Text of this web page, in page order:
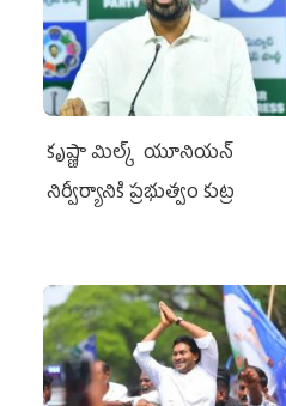
కృష్ణా మిల్క్‌ యూనియన్‌
నిర్వీర్యానికి ప్రభుత్వం కుట్ర